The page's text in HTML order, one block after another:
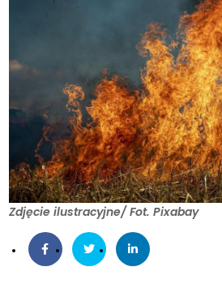
Zdjęcie ilustracyjne/ Fot. Pixabay